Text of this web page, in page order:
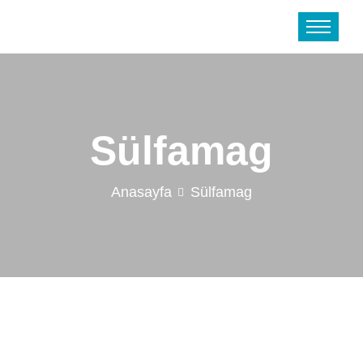
Sülfamag
Anasayfa Sülfamag